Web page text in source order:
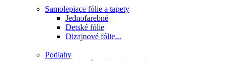
Samolepiace fólie a tapety
Jednofarebné
Detské fólie
Dizajnové fólie...
Podlahy